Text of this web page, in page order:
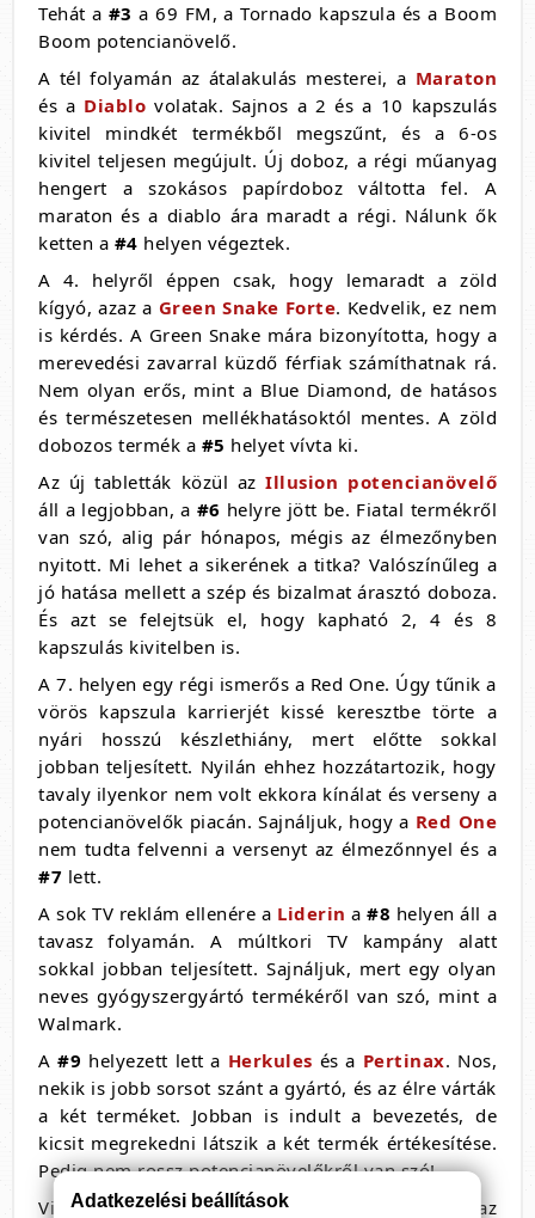
Tehát a #3 a 69 FM, a Tornado kapszula és a Boom
Boom potencianövelő.
A tél folyamán az átalakulás mesterei, a Maraton
és a Diablo volatak. Sajnos a 2 és a 10 kapszulás
kivitel mindkét termékből megszűnt, és a 6-os
kivitel teljesen megújult. Új doboz, a régi műanyag
hengert a szokásos papírdoboz váltotta fel. A
maraton és a diablo ára maradt a régi. Nálunk ők
ketten a #4 helyen végeztek.
A 4. helyről éppen csak, hogy lemaradt a zöld
kígyó, azaz a Green Snake Forte. Kedvelik, ez nem
is kérdés. A Green Snake mára bizonyította, hogy a
merevedési zavarral küzdő férfiak számíthatnak rá.
Nem olyan erős, mint a Blue Diamond, de hatásos
és természetesen mellékhatásoktól mentes. A zöld
dobozos termék a #5 helyet vívta ki.
Az új tabletták közül azIllusion potencianövelő
áll a legjobban, a #6 helyre jött be. Fiatal termékről
van szó, alig pár hónapos, mégis az élmezőnyben
nyitott. Mi lehet a sikerének a titka? Valószínűleg a
jó hatása mellett a szép és bizalmat árasztó doboza.
És azt se felejtsük el, hogy kapható 2, 4 és 8
kapszulás kivitelben is.
A 7. helyen egy régi ismerős a Red One. Úgy tűnik a
vörös kapszula karrierjét kissé keresztbe törte a
nyári hosszú készlethiány, mert előtte sokkal
jobban teljesített. Nyilán ehhez hozzátartozik, hogy
tavaly ilyenkor nem volt ekkora kínálat és verseny a
potencianövelők piacán. Sajnáljuk, hogy a Red One
nem tudta felvenni a versenyt az élmezőnnyel és a
#7 lett.
A sok TV reklám ellenére a Liderin a#8 helyen áll a
tavasz folyamán. A múltkori TV kampány alatt
sokkal jobban teljesített. Sajnáljuk, mert egy olyan
neves gyógyszergyártó termékéről van szó, mint a
Walmark.
A#9 helyezett lett a Herkules és a Pertinax. Nos,
nekik is jobb sorsot szánt a gyártó, és az élre várták
a két terméket. Jobban is indult a bevezetés, de
kicsit megrekedni látszik a két termék értékesítése.
Pedig nem rossz potencianövelőkről van szó!
Viszonylag újnak számít a piacon a
és az
Adatkezelési beállítások